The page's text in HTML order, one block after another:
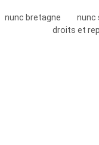
nunc bretagne nunc
droits et